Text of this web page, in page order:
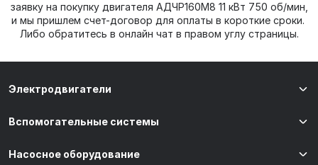
заявку на покупку двигателя АДЧР160М8 11 кВт 750 об/мин,
и мы пришлем счет-договор для оплаты в короткие сроки.
Либо обратитесь в онлайн чат в правом углу страницы.
Электродвигатели
Вспомогательные системы
Насосное оборудование